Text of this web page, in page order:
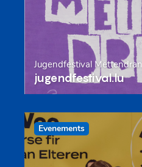
Jugendfestival Mëttendran
jugendfestival.lu
Evenements